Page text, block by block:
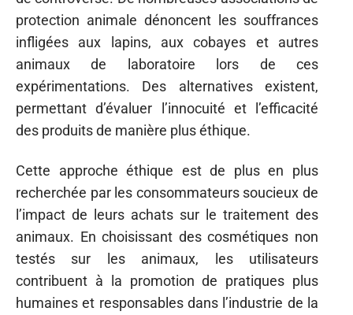
protection animale dénoncent les souffrances
infligées aux lapins, aux cobayes et autres
animaux de laboratoire lors de ces
expérimentations. Des alternatives existent,
permettant d’évaluer l’innocuité et l’efficacité
des produits de manière plus éthique.
Cette approche éthique est de plus en plus
recherchée par les consommateurs soucieux de
l’impact de leurs achats sur le traitement des
animaux. En choisissant des cosmétiques non
testés sur les animaux, les utilisateurs
contribuent à la promotion de pratiques plus
humaines et responsables dans l’industrie de la